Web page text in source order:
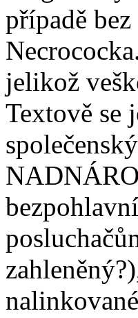
případě
jelikož
Textově se